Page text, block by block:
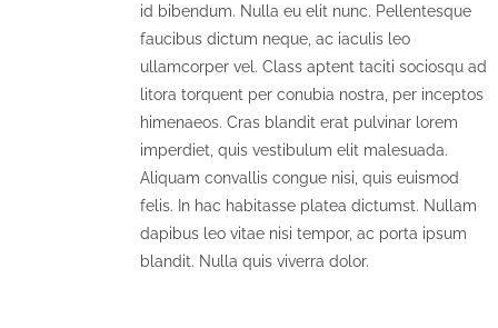
id bibendum. Nulla eu elit nunc. Pellentesque
faucibus dictum neque, ac iaculis leo
ullamcorper vel. Class aptent taciti sociosqu ad
litora torquent per conubia nostra, per inceptos
himenaeos. Cras blandit erat pulvinar lorem
imperdiet, quis vestibulum elit malesuada.
Aliquam convallis congue nisi, quis euismod
felis. In hac habitasse platea dictumst. Nullam
dapibus leo vitae nisi tempor, ac porta ipsum
blandit. Nulla quis viverra dolor.